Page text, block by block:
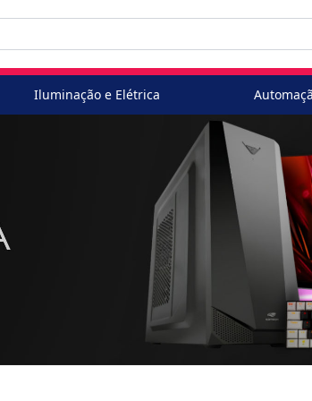
Iluminação e Elétrica